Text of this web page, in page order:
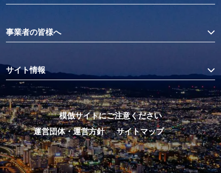
事業者の皆様へ
サイト情報
模倣サイトにご注意ください
運営団体・運営方針
サイトマップ